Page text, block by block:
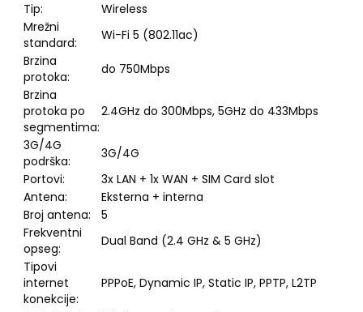
Tip:
Wireless
Mrežni
standard:
Wi-Fi 5 (802.11ac)
Brzina
protoka:
do 750Mbps
Brzina
protoka po
segmentima:
2.4GHz do 300Mbps, 5GHz do 433Mbps
3G/4G
podrška:
3G/4G
Portovi:
3x LAN + 1x WAN + SIM Card slot
Antena:
Eksterna + interna
Broj antena:
5
Frekventni
opseg:
Dual Band (2.4 GHz & 5 GHz)
Tipovi
internet
konekcije:
PPPoE, Dynamic IP, Static IP, PPTP, L2TP